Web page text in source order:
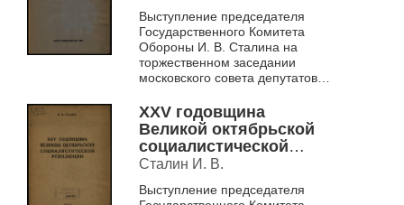
Выступление председателя
Государственного Комитета
Обороны И. В. Сталина на
торжественном заседании
московского совета депутатов
годовщины Великой
Октябрьской революции 6
ноябр...
XXV годовщина
Великой октябрьской
социалистической
революции
Сталин И. В.
Выступление председателя